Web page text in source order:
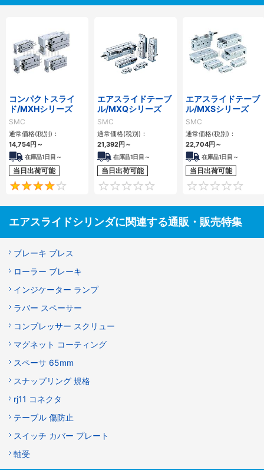
コンパクトスライ
ド/MXHシリーズ
SMC
通常価格(税別)：
14,754円～
在庫品1日目～
当日出荷可能
4
エアスライドテーブ
ル/MXQシリーズ
SMC
通常価格(税別)：
21,392円～
在庫品1日目～
当日出荷可能
0
エアスライドテーブ
ル/MXSシリーズ
SMC
通常価格(税別)：
22,704円～
在庫品1日目～
当日出荷可能
エアスライドシリンダに関連する通販・販売特集
ブレーキ プレス
ローラー ブレーキ
インジケーター ランプ
ラバー スペーサー
コンプレッサー スクリュー
マグネット コーティング
スペーサ 65mm
スナップリング 規格
rj11 コネクタ
テーブル 傷防止
スイッチ カバー プレート
軸受